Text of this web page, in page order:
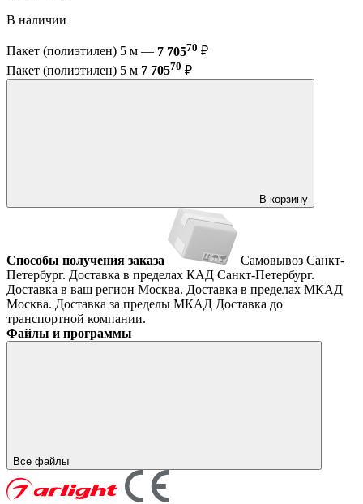
В наличии
Пакет (полиэтилен) 5 м — 7 70570 ₽
Пакет (полиэтилен) 5 м 7 70570 ₽
В корзину
Способы получения заказа Самовывоз Санкт-
Петербург. Доставка в пределах КАД Санкт-Петербург.
Доставка в ваш регион Москва. Доставка в пределах МКАД
Москва. Доставка за пределы МКАД Доставка до
транспортной компании.
Файлы и программы
Все файлы